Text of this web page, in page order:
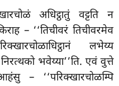
अधिट्ठातुं वट्टति न
– ‘‘तिचीवरं तिचीवरमेव
लभेय्य
भवेय्या’’ति. एवं वुत्ते
– ‘‘परिक्खारचोळम्पि